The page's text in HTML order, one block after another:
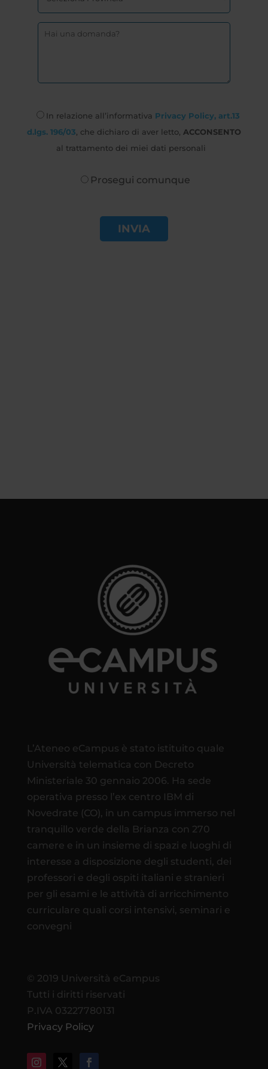
In relazione all’informativa Privacy Policy, art.13
d.lgs. 196/03 , che dichiaro di aver letto, ACCONSENTO
al trattamento dei miei dati personali
Prosegui comunque
L’Ateneo eCampus è stato istituito quale
Università telematica con Decreto
Ministeriale 30 gennaio 2006. Ha sede
operativa presso l’ex centro IBM di
Novedrate (CO), in un campus immerso nel
tranquillo verde della Brianza con 270
camere e in un insieme di spazi e luoghi di
interesse a disposizione degli studenti, dei
professori e degli ospiti italiani e stranieri
per gli esami e le attività di arricchimento
curriculare quali corsi intensivi, seminari e
convegni
© 2019 Università eCampus
Tutti i diritti riservati
P.IVA 03227780131
Privacy Policy